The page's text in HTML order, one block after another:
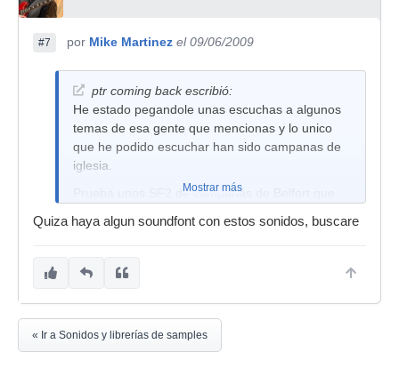
#7 por Mike Martinez el 09/06/2009
ptr coming back escribió:
He estado pegandole unas escuchas a algunos
temas de esa gente que mencionas y lo unico
que he podido escuchar han sido campanas de
iglesia.
Prueba unos SF2 de campanas de Belfort que
ayudar.
Mostrar más
Quiza haya algun soundfont con estos sonidos, buscare
« Ir a Sonidos y librerías de samples